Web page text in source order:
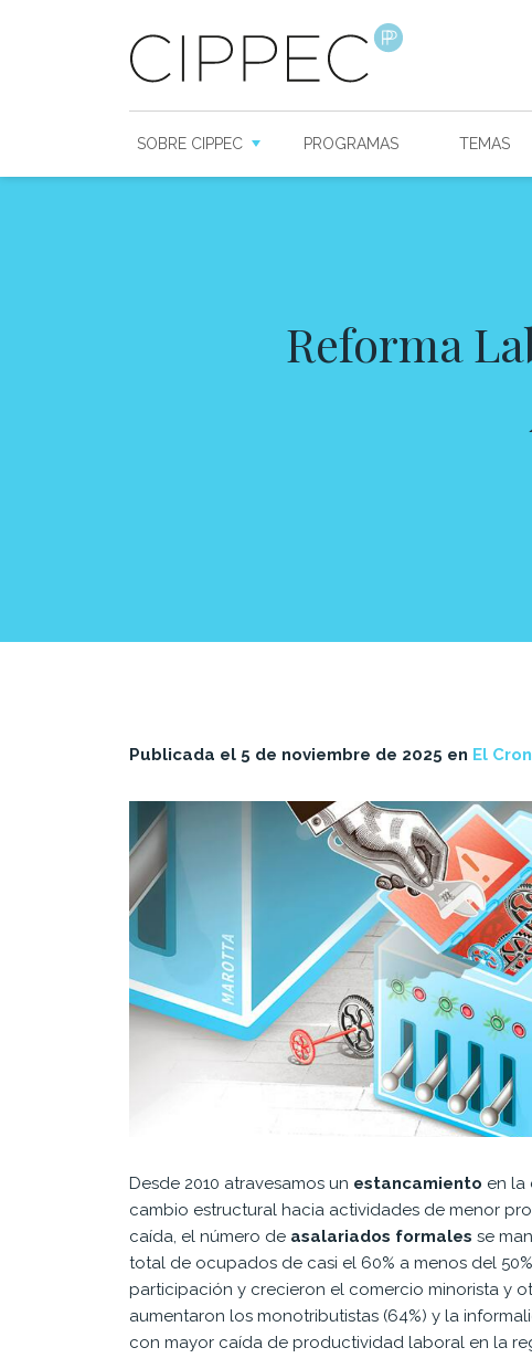
SOBRE CIPPEC PROGRAMAS TEMAS
Reforma
Publicada el 5 de noviembre de 2025 en El
Desde 2010 atravesamos un estancamiento en la
cambio estructural hacia actividades de menor
caída, el número de asalariados formales se
total de ocupados de casi el 60% a menos del
participación y crecieron el comercio minorista y
aumentaron los monotributistas (64%) y la
con mayor caída de productividad laboral en la